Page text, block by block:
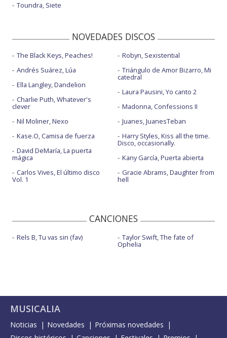
Toundra, Siete
NOVEDADES DISCOS
The Black Keys, Peaches!
Andrés Suárez, Lúa
Ella Langley, Dandelion
Charlie Puth, Whatever's
clever
Nil Moliner, Nexo
Kase.O, Camisa de fuerza
David DeMaría, La puerta
mágica
Carlos Vives, El último disco
Vol. 1
Robyn, Sexistential
Triángulo de Amor Bizarro, Mi
catedral
Laura Pausini, Yo canto 2
Madonna, Confessions II
Juanes, JuanesTeban
Harry Styles, Kiss all the time.
Disco, occasionally.
Kany García, Puerta abierta
Gracie Abrams, Daughter from
hell
CANCIONES
Rels B, Tu vas sin (fav) Taylor Swift, The fate of
Ophelia
MUSICALIA
Noticias Novedades
Próximas novedades